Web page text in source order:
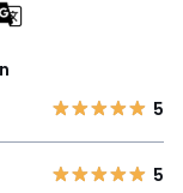
5
5